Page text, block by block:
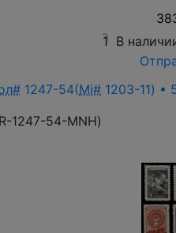
1 В
1247-54(Mi# 1203-11) •
1247-54-MNH)